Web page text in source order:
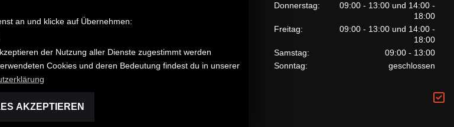
Donnerstag:
09:00 - 13:00 und 14:00 -
18:00
Freitag:
09:00 - 13:00 und 14:00 -
18:00
Samstag:
09:00 - 13:00
Sonntag:
geschlossen
an und klicke auf Übernehmen:
der Nutzung aller Dienste zugestimmt werden
Cookies und deren Bedeutung findest du in unserer
AKZEPTIEREN